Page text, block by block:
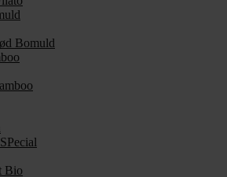
Bomuld
Bio